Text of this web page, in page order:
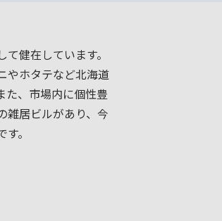
健在しています。
やホタテなど北海道
た、市場内に個性豊
雑居ビルがあり、今
。